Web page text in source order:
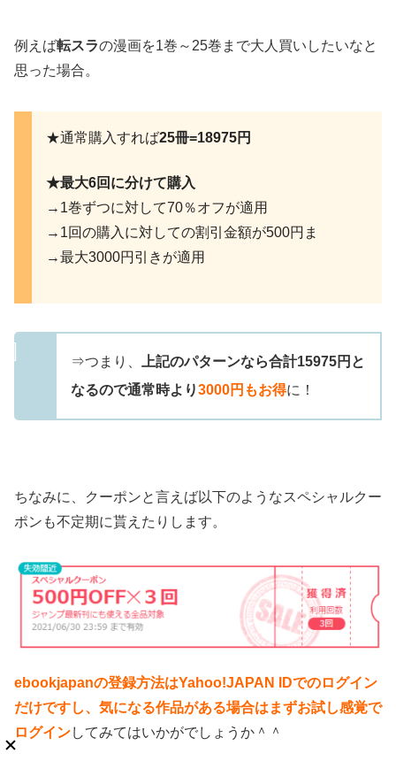
例えば転スラの漫画を1巻～25巻まで大人買いしたいなと
思った場合。
★通常購入すれば25冊=18975円
★最大6回に分けて購入
→1巻ずつに対して70％オフが適用
→1回の購入に対しての割引金額が500円ま
→最大3000円引きが適用
⇒つまり、
上記のパターンなら合計15975円と
なるので通常時より3000円もお得に！
ちなみに、クーポンと言えば以下のようなスペシャルクー
ポンも不定期に貰えたりします。
ebookjapanの登録方法はYahoo!JAPAN IDでのログイン
だけですし、気になる作品がある場合はまずお試し感覚で
ログインしてみてはいかがでしょうか＾＾